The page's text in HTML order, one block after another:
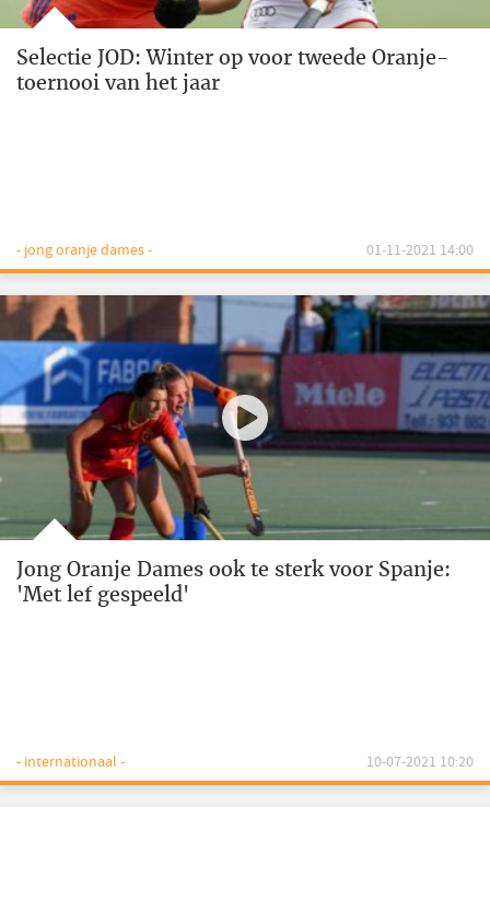
Selectie JOD: Winter op voor tweede Oranje-
toernooi van het jaar
- jong oranje dames - 01-11-2021 14:00
Jong Oranje Dames ook te sterk voor Spanje:
'Met lef gespeeld'
- internationaal - 10-07-2021 10:20